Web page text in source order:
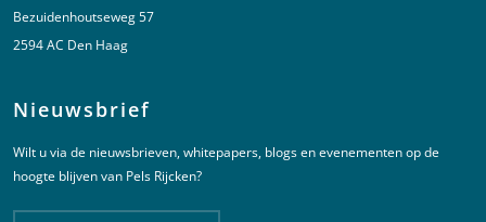
Bezuidenhoutseweg 57
2594 AC Den Haag
Nieuwsbrief
Wilt u via de nieuwsbrieven, whitepapers, blogs en evenementen op de
hoogte blijven van Pels Rijcken?